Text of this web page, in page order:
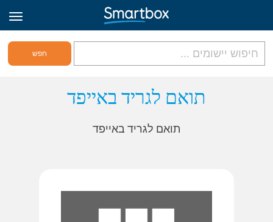
גריד אונליין
היכנס
תואם לגריד באייפד
תואם לגריד באייפד